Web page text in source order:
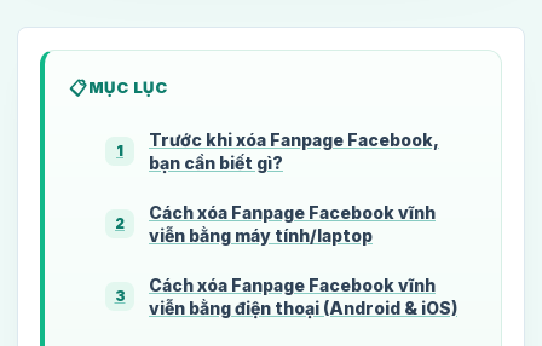
MỤC LỤC
1
Trước khi xóa Fanpage Facebook,
bạn cần biết gì?
2
Cách xóa Fanpage Facebook vĩnh
viễn bằng máy tính/laptop
3
Cách xóa Fanpage Facebook vĩnh
viễn bằng điện thoại (Android & iOS)